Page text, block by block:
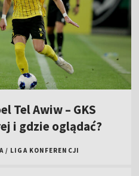
Tel Awiw – GKS
i gdzie oglądać?
/ LIGA KONFERENCJI